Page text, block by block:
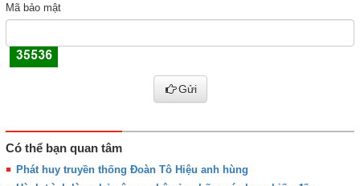
Mã bảo mật
Gửi
Có thể bạn quan tâm
Phát huy truyền thống Đoàn Tô Hiệu anh hùng